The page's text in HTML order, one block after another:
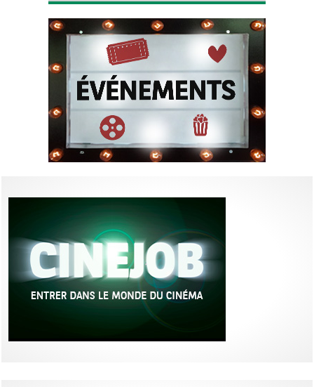
l’année !